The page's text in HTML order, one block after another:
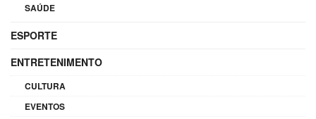
SAÚDE
ESPORTE
ENTRETENIMENTO
CULTURA
EVENTOS